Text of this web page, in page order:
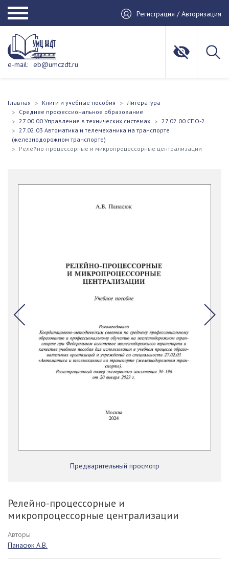
Регистрация / Авторизация
e-mail: eb@umczdt.ru
Главная Книги и учебные пособия
Литература
Среднее профессиональное образование
27.00.00 Управление в технических системах
27.02.00 СПО-2
27.02.03 Автоматика и телемеханика на транспорте
(железнодорожном транспорте)
Релейно-процессорные и микропроцессорные централизации
Предварительный просмотр
Релейно-процессорные и
микропроцессорные централизации
Авторы
Панасюк А.В.